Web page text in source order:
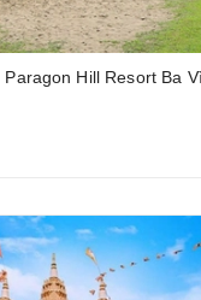
Hill Resort Ba